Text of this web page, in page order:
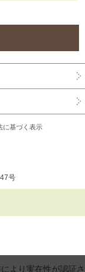
に基づく表示
号
により実在性が認証さ